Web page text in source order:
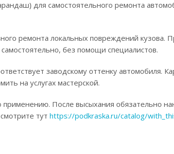
для самостоятельного ремонта
ремонта локальных повреждений кузова.
без помощи специалистов.
заводскому оттенку автомобиля.
на услугах мастерской.
После высыхания обязательно
тут https://podkraska.ru/catalog/